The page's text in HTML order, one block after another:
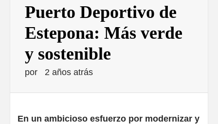
Puerto Deportivo de
Estepona: Más verde
y sostenible
por 2 años atrás
En un ambicioso esfuerzo por modernizar y